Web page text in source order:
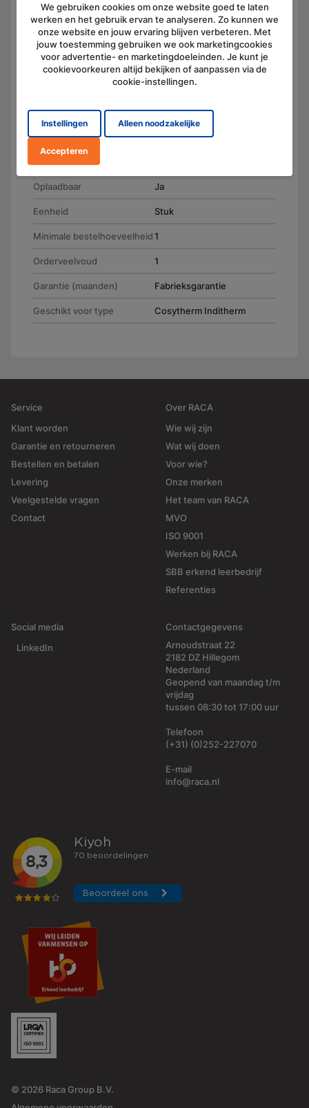
Merk AKKUmed
Artikelnummer 110751
Aansluiting Connector
26,4
Amperage (mAh) 3800
Chemie Nikkel-Metaal-Hydride
Oplaadbaar Ja
Eenheid Stuk
Minimale bestelhoeveelheid1
Orderveelvoud 1
Garantie (maanden) Fabrieksgarantie
Geschikt voor type Cosytherm Inditherm
We gebruiken cookies om onze website goed te laten
werken en het gebruik ervan te analyseren. Zo kunnen we
onze website en jouw ervaring blijven verbeteren. Met
jouw toestemming gebruiken we ook marketingcookies
voor advertentie- en marketingdoeleinden. Je kunt je
cookievoorkeuren altijd bekijken of aanpassen via de
cookie-instellingen.
Instellingen Alleen noodzakelijke
Accepteren
Service
Klant worden
Garantie en retourneren
Bestellen en betalen
Levering
Veelgestelde vragen
Contact
Over RACA
Wie wij zijn
Wat wij doen
Voor wie?
Onze merken
Het team van RACA
MVO
ISO 9001
Werken bij RACA
SBB erkend leerbedrijf
Referenties
Social media
LinkedIn
Contactgegevens
Arnoudstraat 22
2182 DZ Hillegom
Nederland
Geopend van maandag t/m
vrijdag
tussen 08:30 tot 17:00 uur
Telefoon
(+31) (0)252-227070
E-mail
info@raca.nl
© 2026 Raca Group B.V.